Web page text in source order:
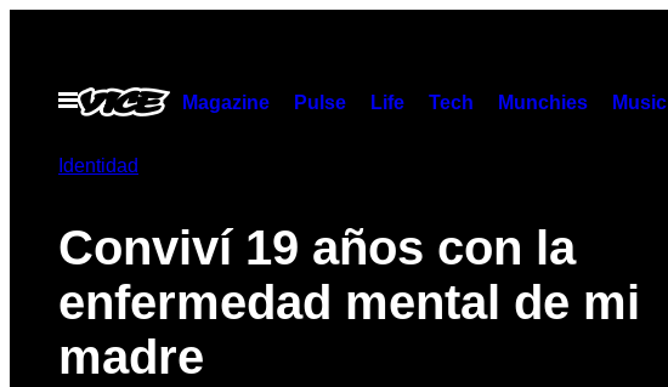
contenido
Abrir
Menú
Magazine Pulse Life Tech Munchies Music
Identidad
Conviví 19 años con la
enfermedad mental de mi
madre